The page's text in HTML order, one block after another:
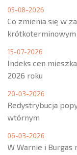
05-08-2026
Co zmienia się w
krótkoterminowym
15-07-2026
Indeks cen
2026 roku
20-03-2026
Redystrybucja
wtórnym
06-03-2026
W Warnie i Burgas